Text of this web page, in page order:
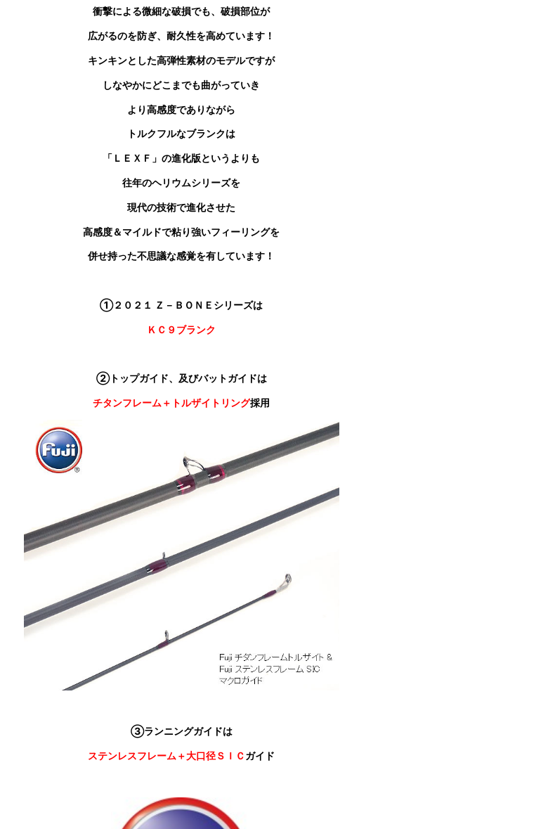
衝撃による微細な破損でも、破損部位が
広がるのを防ぎ、耐久性を高めています！
キンキンとした高弾性素材のモデルですが
しなやかにどこまでも曲がっていき
より高感度でありながら
トルクフルなブランクは
「ＬＥＸＦ」の進化版というよりも
往年のヘリウムシリーズを
現代の技術で進化させた
高感度＆マイルドで粘り強いフィーリングを
併せ持った不思議な感覚を有しています！
①２０２１ Ｚ－ＢＯＮＥシリーズは
ＫＣ９ブランク
②トップガイド、及びバットガイドは
チタンフレーム＋トルザイトリング採用
③ランニングガイドは
ステンレスフレーム＋大口径ＳＩＣガイド